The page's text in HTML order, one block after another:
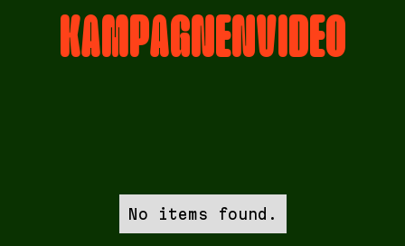
KAMPAGNENVIDEO
No items found.